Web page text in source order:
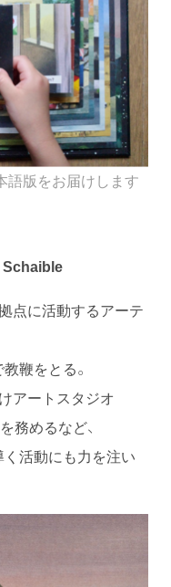
語版をお届けします
Schaible
点に活動するアーテ
鞭をとる。
アートスタジオ
務めるなど、
活動にも力を注い